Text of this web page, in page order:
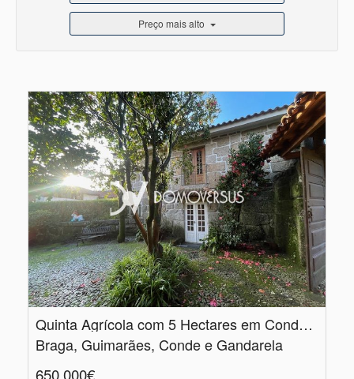
Preço mais alto
Quinta Agrícola com 5 Hectares em Conde, Gandarela, Guimarães
Braga, Guimarães, Conde e Gandarela
650.000€